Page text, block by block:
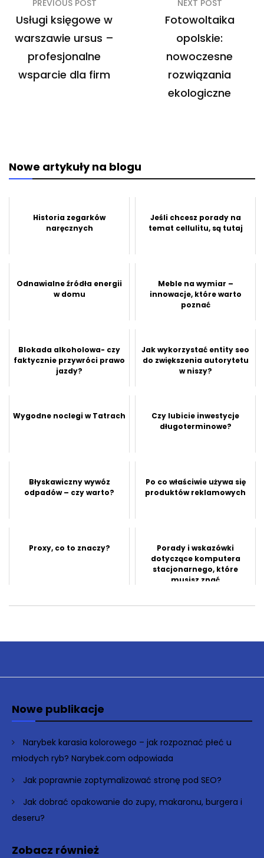
wpisu
PREVIOUS POST
Usługi księgowe w
warszawie ursus –
profesjonalne
wsparcie dla firm
NEXT POST
Fotowoltaika
opolskie:
nowoczesne
rozwiązania
ekologiczne
Nowe artykuły na blogu
Historia zegarków
naręcznych
Jeśli chcesz porady na
temat cellulitu, są tutaj
Odnawialne źródła energii
w domu
Meble na wymiar –
innowacje, które warto
poznać
Blokada alkoholowa- czy
faktycznie przywróci prawo
jazdy?
Jak wykorzystać entity seo
do zwiększenia autorytetu
w niszy?
Wygodne noclegi w Tatrach
Czy lubicie inwestycje
długoterminowe?
Błyskawiczny wywóz
odpadów – czy warto?
Po co właściwie używa się
produktów reklamowych
Proxy, co to znaczy?
Porady i wskazówki
dotyczące komputera
stacjonarnego, które
musisz znać
Nowe publikacje
Narybek karasia kolorowego – jak rozpoznać płeć u
młodych ryb? Narybek.com odpowiada
Jak poprawnie zoptymalizować stronę pod SEO?
Jak dobrać opakowanie do zupy, makaronu, burgera i
deseru?
Zobacz również